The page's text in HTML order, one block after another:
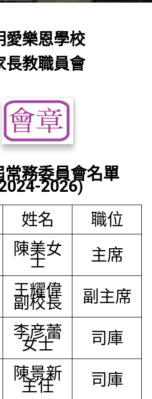
愛樂恩學校
長教職員會
常務委員會名單
2026)
姓名
職位
陳美女
士 主席
王耀偉
副校長 副主席
李彦蕾
女士 司庫
陳景新
主任 司庫